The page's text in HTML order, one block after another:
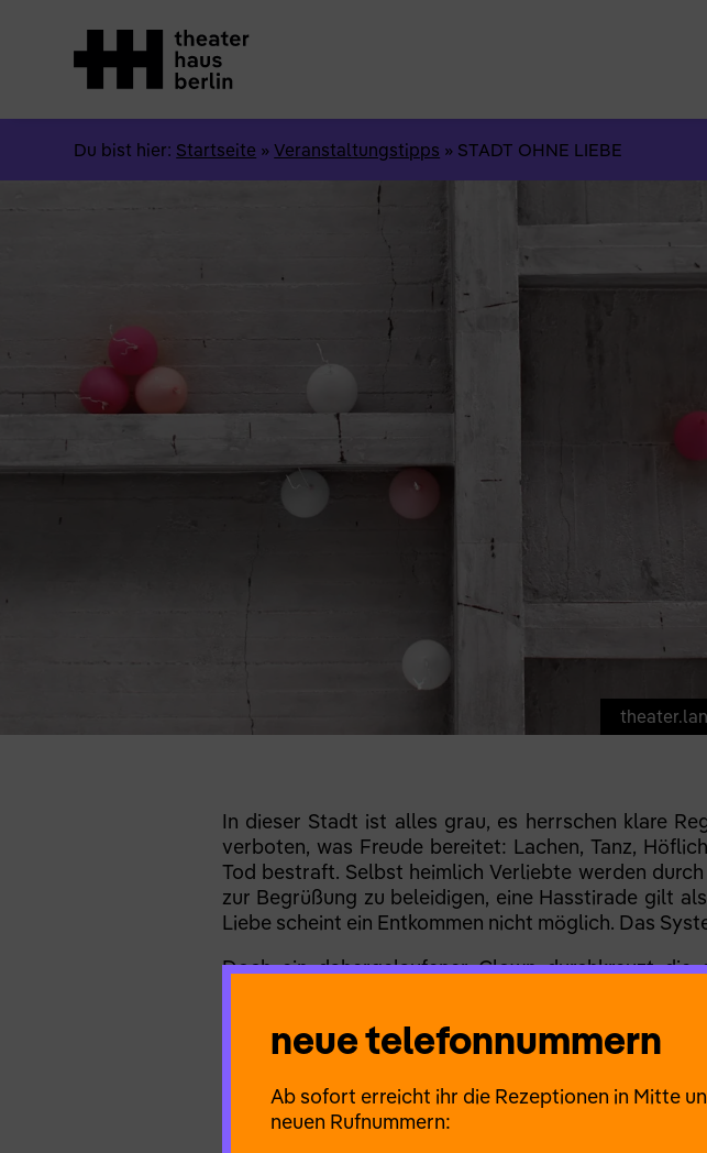
Du bist hier: Startseite »Veranstaltungstipps » STADT OHNE LIEBE
In dieser Stadt ist alles grau, es herrschen klare
verboten, was Freude bereitet: Lachen, Tanz,
Tod bestraft. Selbst heimlich Verliebte werden
zur Begrüßung zu beleidigen, eine Hasstirade gilt
Liebe scheint ein Entkommen nicht möglich. Das
Doch ein dahergelaufener Clown durchkreuzt
neue telefonnummern
Ab sofort erreicht ihr die Rezeptionen in Mitte
neuen Rufnummern: